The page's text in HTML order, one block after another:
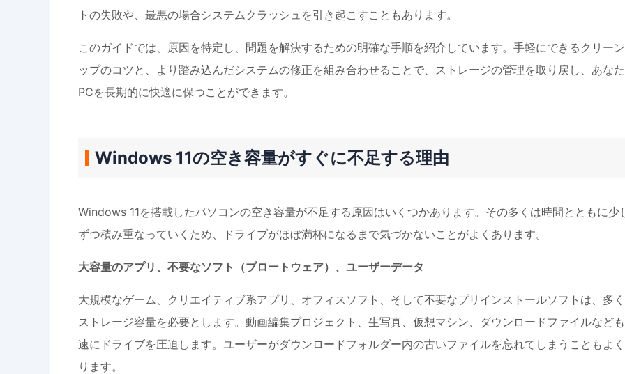
トの失敗や、最悪の場合システムクラッシュを引き起こすこともあります。
このガイドでは、原因を特定し、問題を解決するための明確な手順を紹介しています。手軽にできるクリー
ップのコツと、より踏み込んだシステムの修正を組み合わせることで、ストレージの管理を取り戻し、あな
PCを長期的に快適に保つことができます。
Windows 11の空き容量がすぐに不足する理由
Windows 11を搭載したパソコンの空き容量が不足する原因はいくつかあります。その多くは時間とともに少
ずつ積み重なっていくため、ドライブがほぼ満杯になるまで気づかないことがよくあります。
大容量のアプリ、不要なソフト（ブロートウェア）、ユーザーデータ
大規模なゲーム、クリエイティブ系アプリ、オフィスソフト、そして不要なプリインストールソフトは、多
ストレージ容量を必要とします。動画編集プロジェクト、生写真、仮想マシン、ダウンロードファイルなど
速にドライブを圧迫します。ユーザーがダウンロードフォルダー内の古いファイルを忘れてしまうこともよ
ります。